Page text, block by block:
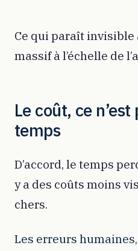
Ce qui paraît
massif à l’échelle de
Le coût, ce
temps
D’accord, le temps
y a des coûts moins
chers.
Les erreurs humaines,